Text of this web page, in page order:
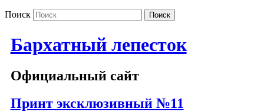
Поиск
Бархатный лепесток
Официальный сайт
Принт эксклюзивный №11